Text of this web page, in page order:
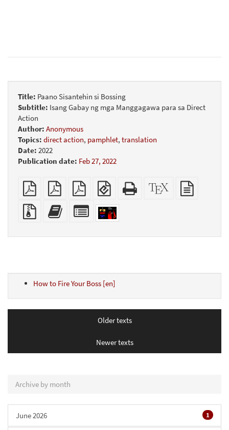
Title: Paano Sisantehin si Bossing
Subtitle: Isang Gabay ng mga Manggagawa para sa Direct
Action
Author: Anonymous
Topics: direct action, pamphlet, translation
Date: 2022
Publication date: Feb 27, 2022
Plain
PDF
A4
imposed
PDF
Letter
imposed
PDF
EPUB
(for
mobile
devices)
Standalone
HTML
XeLaTeX
source
Source
files
attachments
Add
this
to
Select
individual
for
How to Fire Your Boss [en]
Older texts
Newer texts
Archive by month
June 2026 1